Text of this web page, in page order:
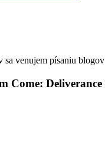
venujem písaniu
Come: